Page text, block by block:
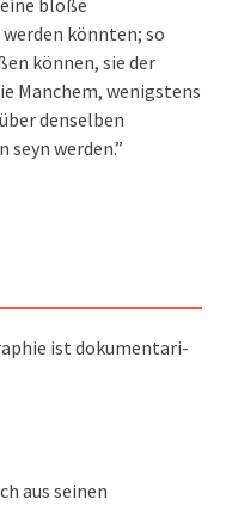
bloße
könnten; so
können, sie der
Manchem, wenigstens
denselben
werden.”
ist do­ku­men­ta­ri­
aus seinen